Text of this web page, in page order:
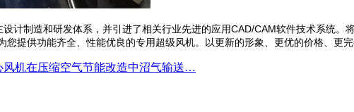
计制造和研发体系，并引进了相关行业先进的应用CAD/CAM软件技术系统。
您提供功能齐全、性能优良的专用超级风机。以更新的形象、更优的价格、更
风机在压缩空气节能改造中沼气输送…